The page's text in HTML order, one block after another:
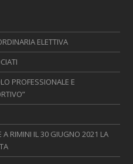
ELETTIVA
PROFESSIONALE E
A RIMINI IL 30 GIUGNO 2021 LA